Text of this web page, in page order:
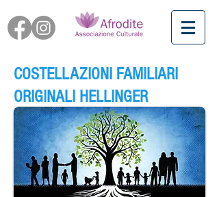
COSTELLAZIONI FAMILIARI
ORIGINALI HELLINGER